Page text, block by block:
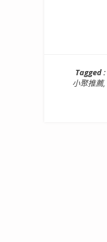
Tagged :
小聚推薦,